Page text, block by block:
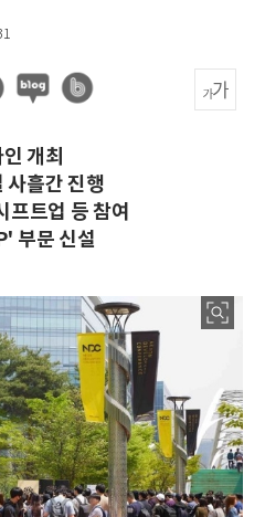
개최
흘간 진행
프트업 등 참여
부문 신설